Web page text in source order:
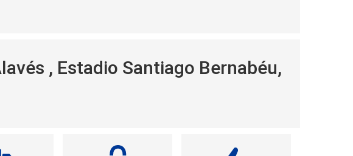
, Estadio Santiago Bernabéu,